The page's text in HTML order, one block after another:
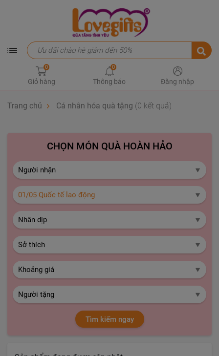
0
Giỏ hàng
0
Thông báo Đăng nhập
Trang chủ Cá nhân hóa quà tặng (0 kết quả)
CHỌN MÓN QUÀ HOÀN HẢO
Tìm kiếm ngay